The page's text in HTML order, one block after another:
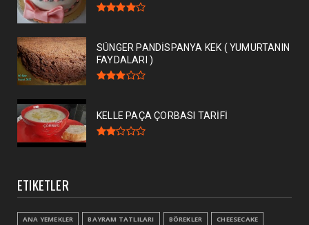
SÜNGER PANDİSPANYA KEK ( YUMURTANIN
FAYDALARI )
KELLE PAÇA ÇORBASI TARİFİ
ETIKETLER
ANA YEMEKLER BAYRAM TATLILARI BÖREKLER
CHEESECAKE